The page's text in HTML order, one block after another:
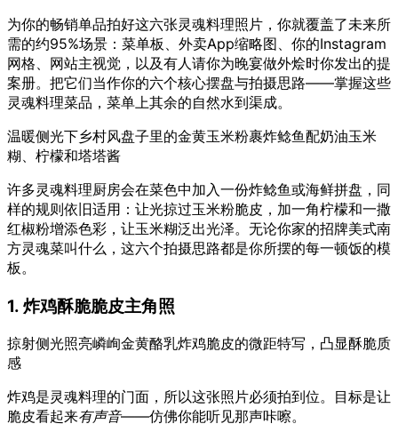
为你的畅销单品拍好这六张灵魂料理照片，你就覆盖了未来所
需的约95%场景：菜单板、外卖App缩略图、你的Instagram
网格、网站主视觉，以及有人请你为晚宴做外烩时你发出的提
案册。把它们当作你的六个核心摆盘与拍摄思路——掌握这些
灵魂料理菜品，菜单上其余的自然水到渠成。
温暖侧光下乡村风盘子里的金黄玉米粉裹炸鲶鱼配奶油玉米
糊、柠檬和塔塔酱
许多灵魂料理厨房会在菜色中加入一份炸鲶鱼或海鲜拼盘，同
样的规则依旧适用：让光掠过玉米粉脆皮，加一角柠檬和一撒
红椒粉增添色彩，让玉米糊泛出光泽。无论你家的招牌美式南
方灵魂菜叫什么，这六个拍摄思路都是你所摆的每一顿饭的模
板。
1. 炸鸡酥脆脆皮主角照
掠射侧光照亮嶙峋金黄酪乳炸鸡脆皮的微距特写，凸显酥脆质
感
炸鸡是灵魂料理的门面，所以这张照片必须拍到位。目标是让
脆皮看起来有声音——仿佛你能听见那声咔嚓。